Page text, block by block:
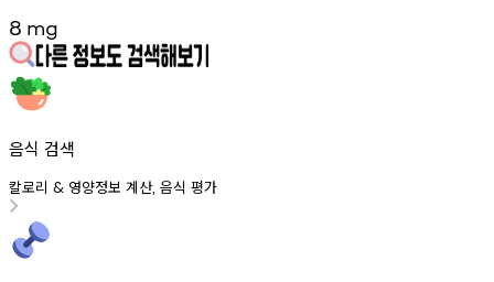
8 mg
음식 검색
칼로리 & 영양정보 계산, 음식 평가